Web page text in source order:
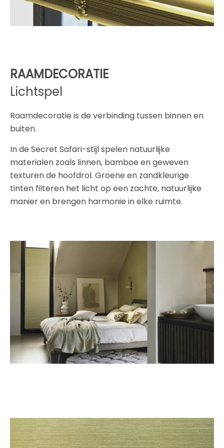
RAAMDECORATIE
Lichtspel
Raamdecoratie is de verbinding tussen binnen en
buiten.
In de Secret Safari-stijl spelen natuurlijke
materialen zoals linnen, bamboe en geweven
texturen de hoofdrol. Groene en zandkleurige
tinten filteren het licht op een zachte, natuurlijke
manier en brengen harmonie in elke ruimte.